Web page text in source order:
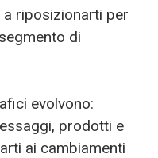
riposizionarti per
di
evolvono:
prodotti e
ai cambiamenti